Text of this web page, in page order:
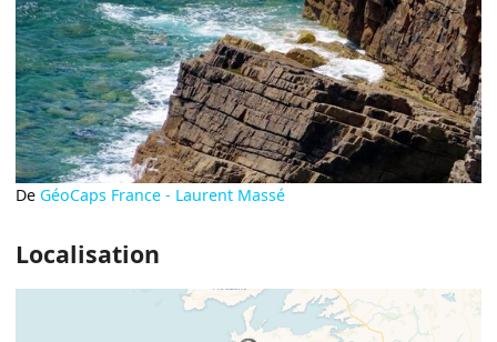
De GéoCaps France - Laurent Massé
Localisation